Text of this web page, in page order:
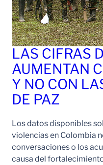
LAS CIFRAS
AUMENTAN
Y NO CON
DE PAZ
Los datos disponibles
violencias en Colombia
conversaciones o los
causa del